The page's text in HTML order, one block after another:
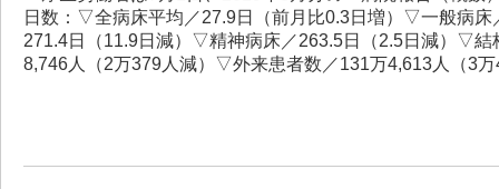
日数：▽全病床平均／27.9日（前月比0.3日増）▽一般病
271.4日（11.9日減）▽精神病床／263.5日（2.5日減）▽
8,746人（2万379人減）▽外来患者数／131万4,613人（3万